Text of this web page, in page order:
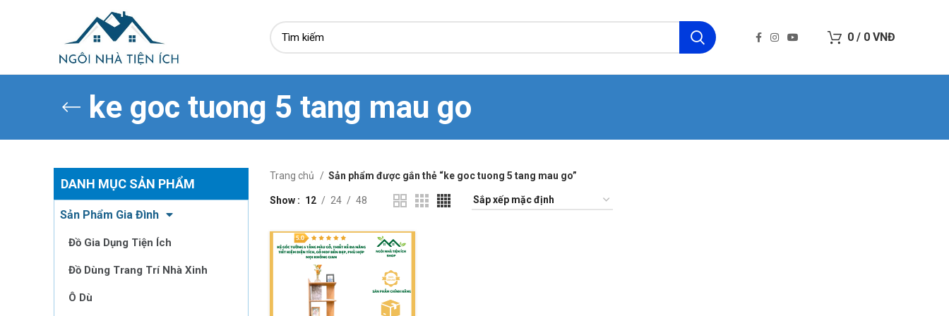
0 / 0 VNĐ
ke goc tuong 5 tang mau go
DANH MỤC SẢN PHẨM
Sản Phẩm Gia Đình
Đồ Gia Dụng Tiện Ích
Đồ Dùng Trang Trí Nhà Xinh
Ô Dù
Trang chủ Sản phẩm được gắn thẻ “ke goc tuong 5 tang mau go”
Show 12 24 48